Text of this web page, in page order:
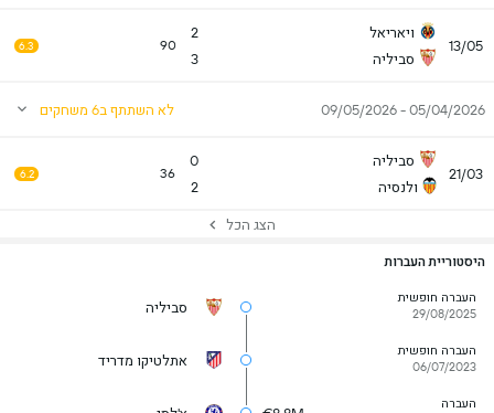
13/05
ויאריאל
סביליה
2
3
90
6.3
05/04/2026 - 09/05/2026 לא השתתף ב6 משחקים
21/03
סביליה
ולנסיה
0
2
36
6.2
הצג הכל
היסטוריית העברות
העברה חופשית
29/08/2025
סביליה
העברה חופשית
06/07/2023
אתלטיקו מדריד
העברה